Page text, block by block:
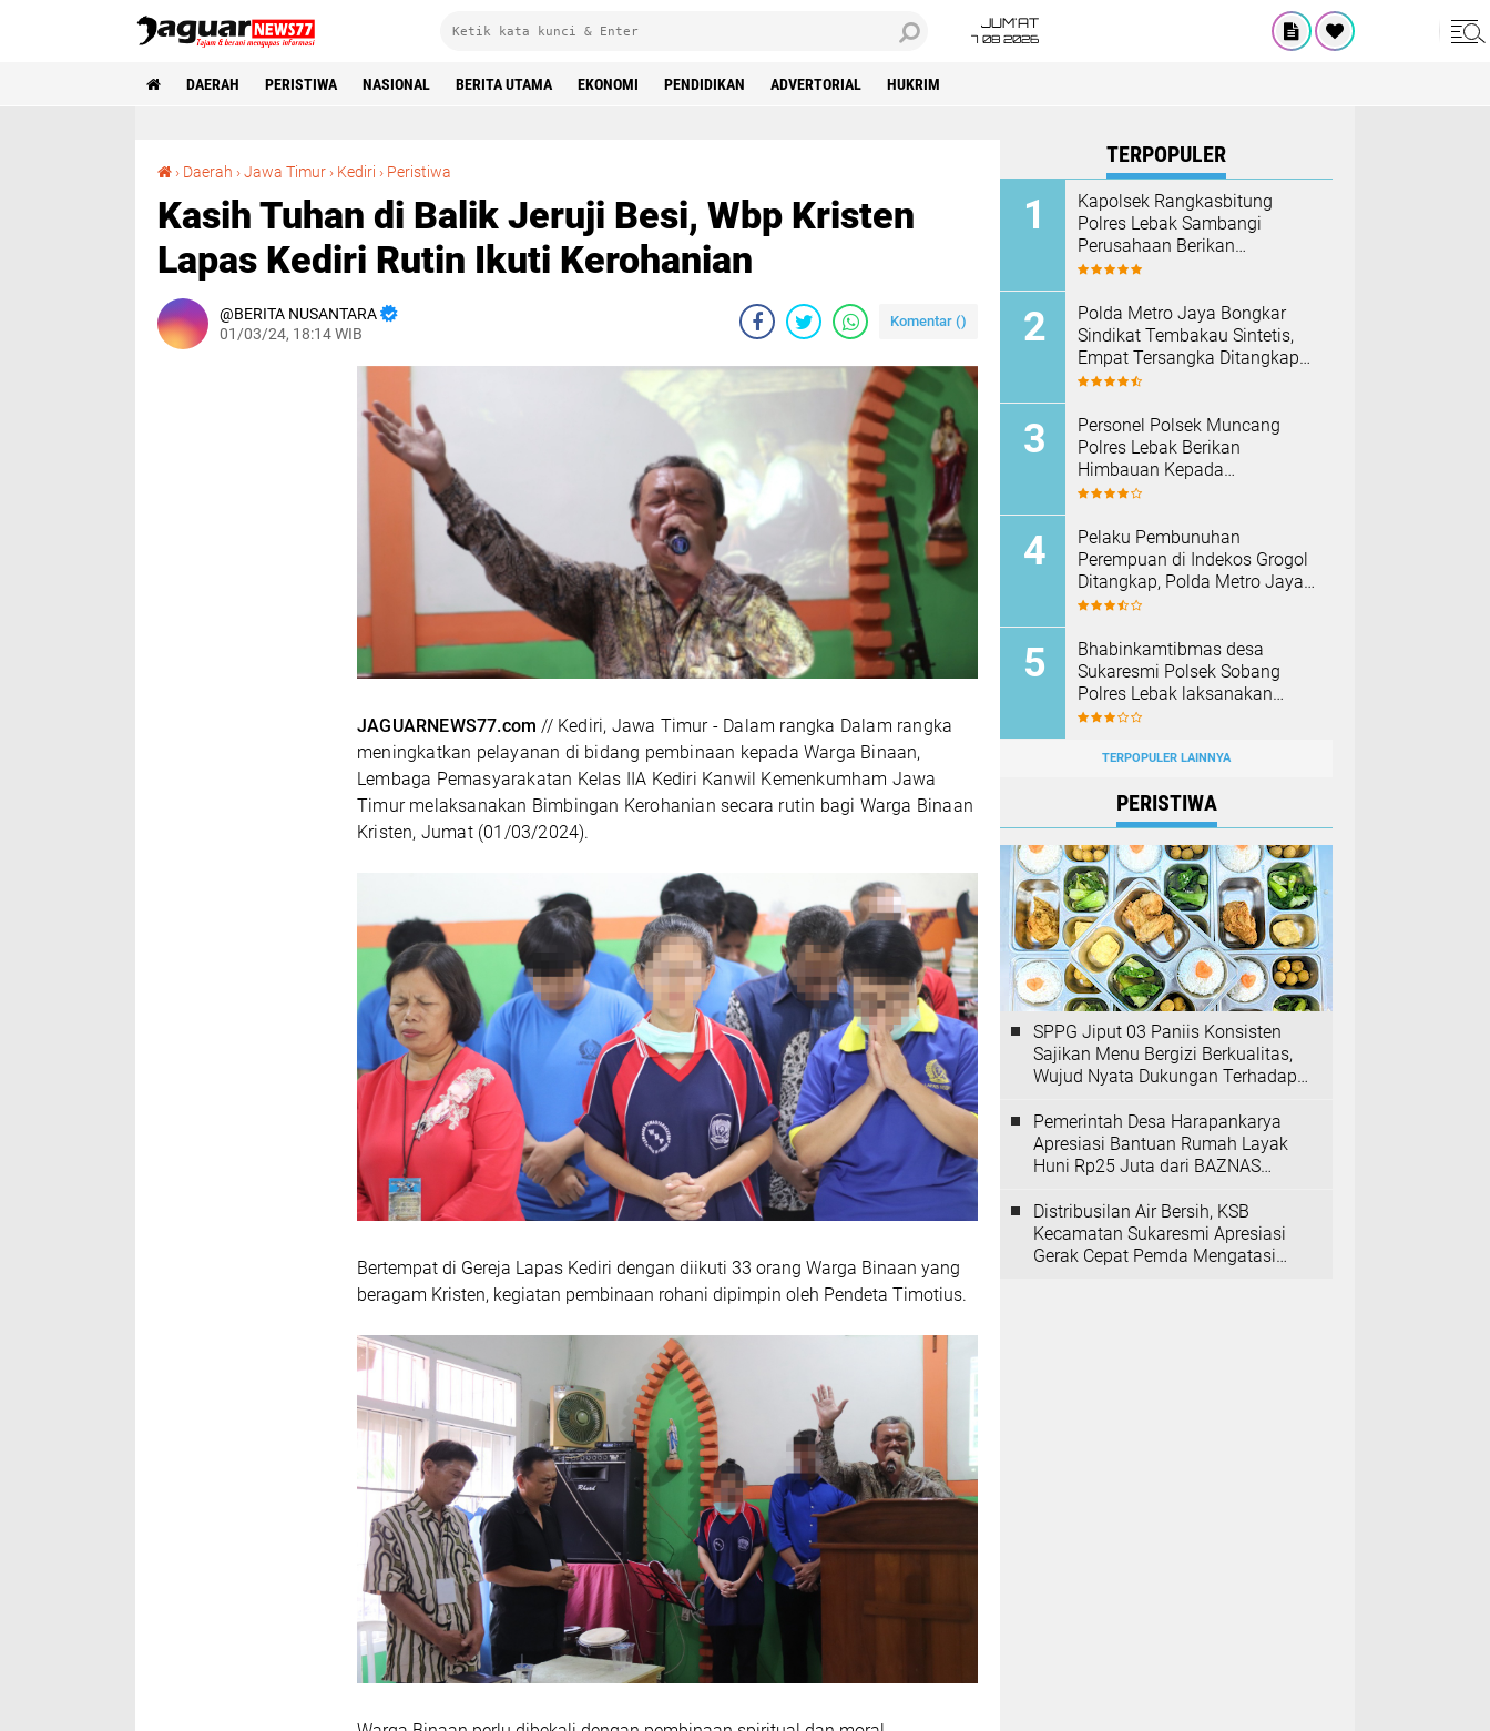
JUM'AT
7 08 2026
DAERAH PERISTIWA NASIONAL BERITA UTAMA EKONOMI PENDIDIKAN ADVERTORIAL HUKRIM
› Daerah ›Jawa Timur › Kediri › Peristiwa
Kasih Tuhan di Balik Jeruji Besi, Wbp Kristen
Lapas Kediri Rutin Ikuti Kerohanian
BERITA NUSANTARA
01/03/24, 18:14 WIB
Komentar ()
JAGUARNEWS77.com // Kediri, Jawa Timur - Dalam rangka Dalam rangka
meningkatkan pelayanan di bidang pembinaan kepada Warga Binaan,
Lembaga Pemasyarakatan Kelas IIA Kediri Kanwil Kemenkumham Jawa
Timur melaksanakan Bimbingan Kerohanian secara rutin bagi Warga Binaan
Kristen, Jumat (01/03/2024).
Bertempat di Gereja Lapas Kediri dengan diikuti 33 orang Warga Binaan yang
beragam Kristen, kegiatan pembinaan rohani dipimpin oleh Pendeta Timotius.
TERPOPULER
Kapolsek Rangkasbitung
Polres Lebak Sambangi
Perusahaan Berikan
Himbauan Cegah Kebakaran
‎Polda Metro Jaya Bongkar
Sindikat Tembakau Sintetis,
Empat Tersangka Ditangkap
dan Hampir Satu Kilogram
Personel Polsek Muncang
Polres Lebak Berikan
Himbauan Kepada
Masyarakat Agar Tidak
Pelaku Pembunuhan
Perempuan di Indekos Grogol
Ditangkap, Polda Metro Jaya
Sita Palu dan Sejumlah
Bhabinkamtibmas desa
Sukaresmi Polsek Sobang
Polres Lebak laksanakan
Sambang di Desa binaanya
TERPOPULER LAINNYA
PERISTIWA
SPPG Jiput 03 Paniis Konsisten
Sajikan Menu Bergizi Berkualitas,
Wujud Nyata Dukungan Terhadap
Pemerintah Desa Harapankarya
Apresiasi Bantuan Rumah Layak
Huni Rp25 Juta dari BAZNAS
Distribusilan Air Bersih, KSB
Kecamatan Sukaresmi Apresiasi
Gerak Cepat Pemda Mengatasi